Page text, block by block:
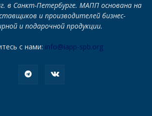
в Санкт-Петербурге. МАПП основана на
и производителей бизнес-
и подарочной продукции.
с нами: info@iapp-spb.org